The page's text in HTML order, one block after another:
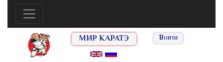
МИР КАРАТЭ Войти